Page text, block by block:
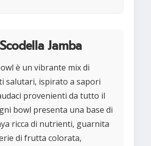
Jamba
è un vibrante mix di
salutari, ispirato a sapori
provenienti da tutto il
bowl presenta una base di
ricca di nutrienti, guarnita
di frutta colorata,